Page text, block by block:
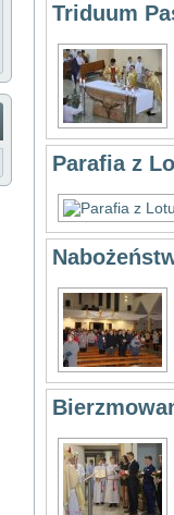
Triduum
Parafia z